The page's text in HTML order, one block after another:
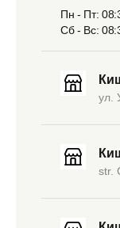
Пн - Пт:
Сб - Вс:
ул.
str.